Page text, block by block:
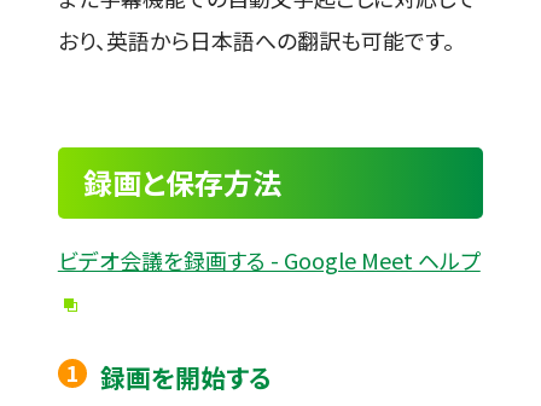
おり、英語から日本語への翻訳も可能です。
録画と保存方法
ビデオ会議を録画する - Google Meet ヘルプ
録画を開始する